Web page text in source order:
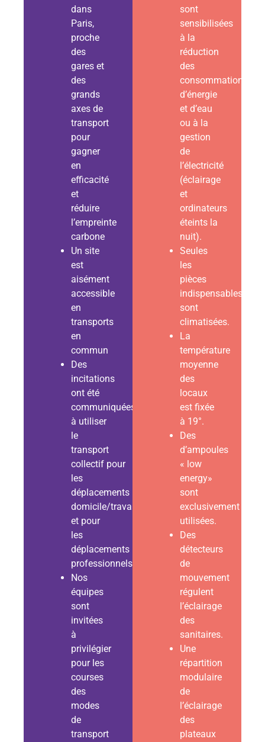
dans
Paris,
proche
des
gares et
des
grands
axes de
transport
pour
gagner
en
efficacité
et
réduire
l’empreinte
carbone
Un site
est
aisément
accessible
en
transports
en
commun
Des
incitations
ont été
communiquées
à utiliser
le
transport
collectif pour
les
déplacements
domicile/travail
et pour
les
déplacements
professionnels.
Nos
équipes
sont
invitées
à
privilégier
pour les
courses
des
modes
de
transport
sont
sensibilisées
à la
réduction
des
consommations
d’énergie
et d’eau
ou à la
gestion
de
l’électricité
(éclairage
et
ordinateurs
éteints la
nuit).
Seules
les
pièces
indispensables
sont
climatisées.
La
température
moyenne
des
locaux
est fixée
à 19°.
Des
d’ampoules
« low
energy»
sont
exclusivement
utilisées.
Des
détecteurs
de
mouvement
régulent
l’éclairage
des
sanitaires.
Une
répartition
modulaire
de
l’éclairage
des
plateaux